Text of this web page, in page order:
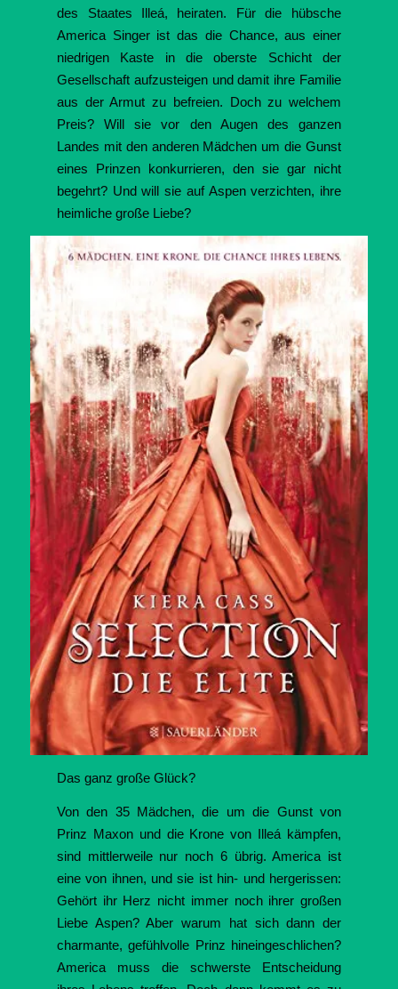
des Staates Illeá, heiraten. Für die hübsche
America Singer ist das die Chance, aus einer
niedrigen Kaste in die oberste Schicht der
Gesellschaft aufzusteigen und damit ihre Familie
aus der Armut zu befreien. Doch zu welchem
Preis? Will sie vor den Augen des ganzen
Landes mit den anderen Mädchen um die Gunst
eines Prinzen konkurrieren, den sie gar nicht
begehrt? Und will sie auf Aspen verzichten, ihre
heimliche große Liebe?
Das ganz große Glück?
Von den 35 Mädchen, die um die Gunst von
Prinz Maxon und die Krone von Illeá kämpfen,
sind mittlerweile nur noch 6 übrig. America ist
eine von ihnen, und sie ist hin- und hergerissen:
Gehört ihr Herz nicht immer noch ihrer großen
Liebe Aspen? Aber warum hat sich dann der
charmante, gefühlvolle Prinz hineingeschlichen?
America muss die schwerste Entscheidung